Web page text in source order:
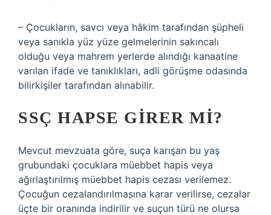
– Çocukların, savcı veya hâkim tarafından şüpheli
veya sanıkla yüz yüze gelmelerinin sakıncalı
olduğu veya mahrem yerlerde alındığı kanaatine
varılan ifade ve tanıklıkları, adli görüşme odasında
bilirkişiler tarafından alınabilir.
SSÇ HAPSE GIRER MI?
Mevcut mevzuata göre, suça karışan bu yaş
grubundaki çocuklara müebbet hapis veya
ağırlaştırılmış müebbet hapis cezası verilemez.
Çocuğun cezalandırılmasına karar verilirse, cezalar
üçte bir oranında indirilir ve suçun türü ne olursa